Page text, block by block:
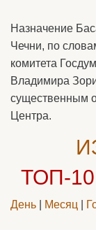
Назначение
Чечни, по
комитета
Владимира
существенным
Центра.
ТОП-10
День Месяц